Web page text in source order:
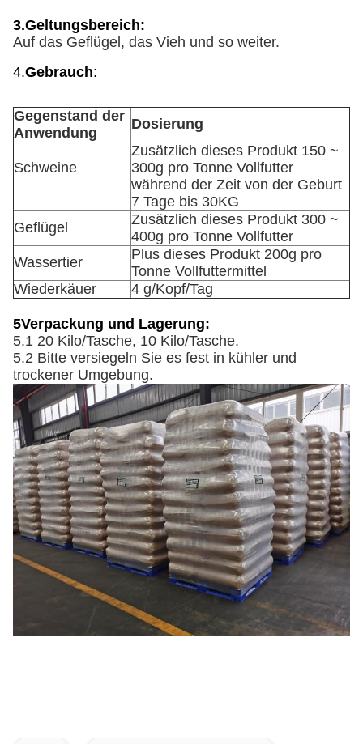
3.Geltungsbereich:
Auf das Geflügel, das Vieh und so weiter.
4.Gebrauch:
Gegenstand der
Anwendung
Dosierung
Schweine
Zusätzlich dieses Produkt 150 ~
300g pro Tonne Vollfutter
während der Zeit von der Geburt
7 Tage bis 30KG
Geflügel
Zusätzlich dieses Produkt 300 ~
400g pro Tonne Vollfutter
Wassertier
Plus dieses Produkt 200g pro
Tonne Vollfuttermittel
Wiederkäuer
4 g/Kopf/Tag
5Verpackung und Lagerung:
5.1 20 Kilo/Tasche, 10 Kilo/Tasche.
5.2 Bitte versiegeln Sie es fest in kühler und
trockener Umgebung.